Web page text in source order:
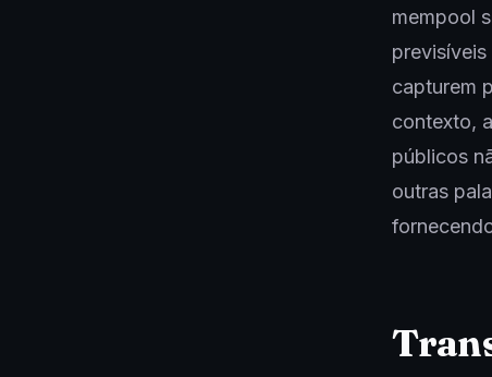
mempool
capturem
contexto,
públicos
outras